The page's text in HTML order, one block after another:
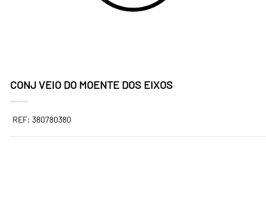
CONJ VEIO DO MOENTE DOS EIXOS
REF: 380780380